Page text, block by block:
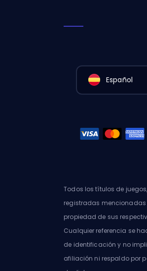
Español
Todos los títulos de
registradas mencionadas
propiedad de sus
Cualquier referencia se
de identificación y no
afiliación ni respaldo por